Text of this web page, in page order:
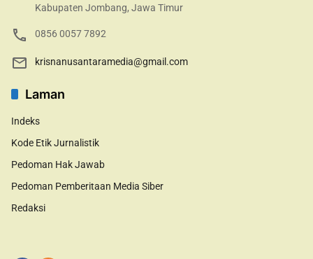
Kabupaten Jombang, Jawa Timur
0856 0057 7892
krisnanusantaramedia@gmail.com
Laman
Indeks
Kode Etik Jurnalistik
Pedoman Hak Jawab
Pedoman Pemberitaan Media Siber
Redaksi